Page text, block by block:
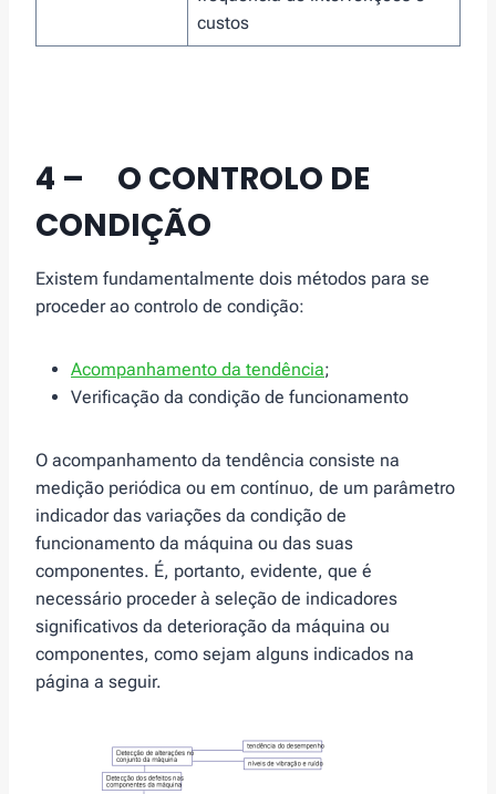
custos
4 – O CONTROLO DE
CONDIÇÃO
Existem fundamentalmente dois métodos para se
proceder ao controlo de condição:
Acompanhamento da tendência;
Verificação da condição de funcionamento
O acompanhamento da tendência consiste na
medição periódica ou em contínuo, de um parâmetro
indicador das variações da condição de
funcionamento da máquina ou das suas
componentes. É, portanto, evidente, que é
necessário proceder à seleção de indicadores
significativos da deterioração da máquina ou
componentes, como sejam alguns indicados na
página a seguir.